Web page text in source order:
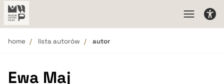
home lista autorów autor
Ewa Maj